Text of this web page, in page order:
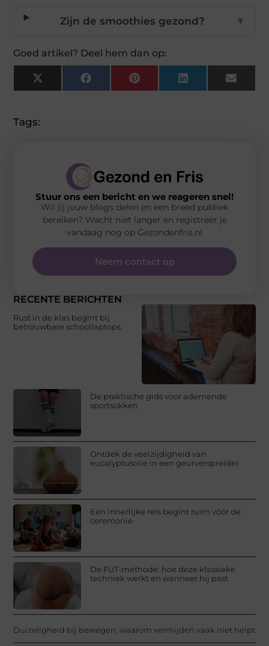
Zijn de smoothies gezond? ▼
Goed artikel? Deel hem dan op:
X
(Twitter)
FacebookPinterestLinkedInEmail
Tags:
RECENTE BERICHTEN
Rust in de klas begint bij
betrouwbare schoollaptops
De praktische gids voor ademende
sportsokken
Ontdek de veelzijdigheid van
eucalyptusolie in een geurverspreider
Een innerlijke reis begint ruim vóór de
ceremonie
De FUT-methode: hoe deze klassieke
techniek werkt en wanneer hij past
Duizeligheid bij bewegen: waarom vermijden vaak niet helpt
Stuur ons een bericht en we reageren snel!
Wil jij jouw blogs delen en een breed publiek
bereiken? Wacht niet langer en registreer je
vandaag nog op Gezondenfris.nl
Neem contact op